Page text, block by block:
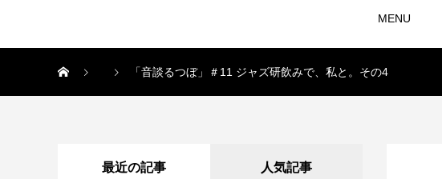
MENU
「音談るつぼ」＃11 ジャズ研飲みで、私と。その4
最近の記事 人気記事